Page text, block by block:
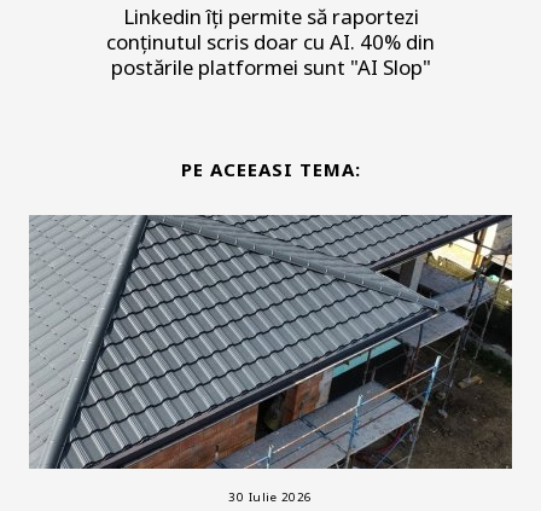
Linkedin îți permite să raportezi
conținutul scris doar cu AI. 40% din
postările platformei sunt "AI Slop"
PE ACEEASI TEMA:
30 Iulie 2026